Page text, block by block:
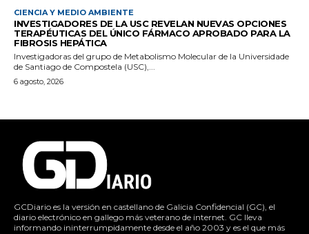
CIENCIA Y MEDIO AMBIENTE
INVESTIGADORES DE LA USC REVELAN NUEVAS OPCIONES
TERAPÉUTICAS DEL ÚNICO FÁRMACO APROBADO PARA LA
FIBROSIS HEPÁTICA
Investigadoras del grupo de Metabolismo Molecular de la Universidade
de Santiago de Compostela (USC),...
6 agosto, 2026
GCDiario es la versión en castellano de Galicia Confidencial (GC), el
diario electrónico en gallego más veterano de internet. GC lleva
informando ininterrumpidamente desde el año 2003 y es el que más